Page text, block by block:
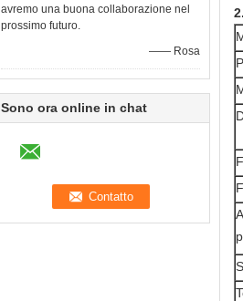
avremo una buona collaborazione nel
prossimo futuro.
—— Rosa
Sono ora online in chat